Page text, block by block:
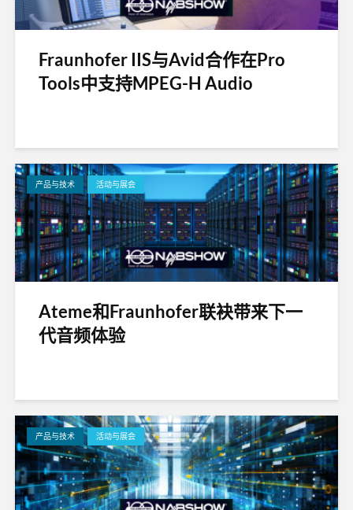
Fraunhofer IIS与Avid合作在Pro
Tools中支持MPEG-H Audio
产品与技术 活动与展会
Ateme和Fraunhofer联袂带来下一
代音频体验
产品与技术 活动与展会